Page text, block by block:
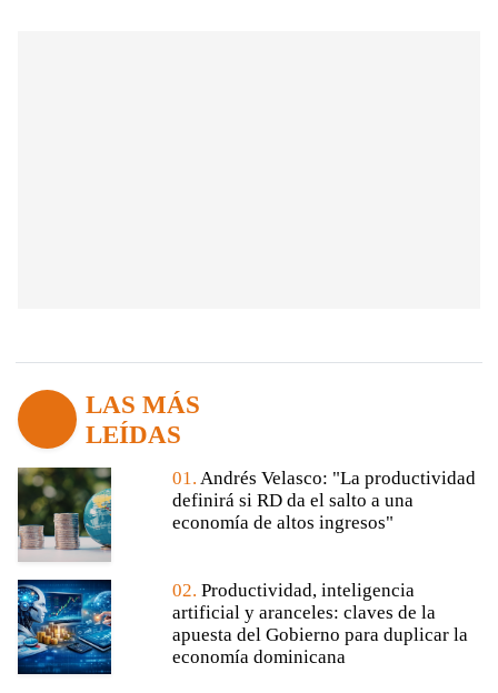
LAS MÁS
LEÍDAS
01. Andrés Velasco: "La productividad
definirá si RD da el salto a una
economía de altos ingresos"
02. Productividad, inteligencia
artificial y aranceles: claves de la
apuesta del Gobierno para duplicar la
economía dominicana